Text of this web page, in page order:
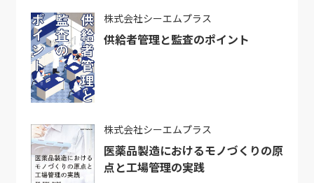
株式会社シーエムプラス
供給者管理と監査のポイント
株式会社シーエムプラス
医薬品製造におけるモノづくりの原
点と工場管理の実践